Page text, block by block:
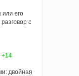
его
с
+14
двойная